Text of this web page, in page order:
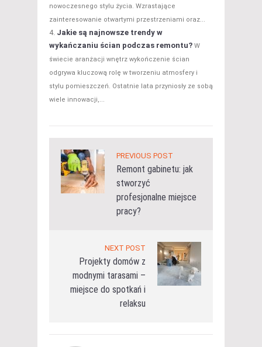
nowoczesnego stylu życia. Wzrastające
zainteresowanie otwartymi przestrzeniami oraz...
Jakie są najnowsze trendy w
wykańczaniu ścian podczas remontu? W
świecie aranżacji wnętrz wykończenie ścian
odgrywa kluczową rolę w tworzeniu atmosfery i
stylu pomieszczeń. Ostatnie lata przyniosły ze sobą
wiele innowacji,...
PREVIOUS POST
Remont gabinetu: jak
stworzyć
profesjonalne miejsce
pracy?
NEXT POST
Projekty domów z
modnymi tarasami –
miejsce do spotkań i
relaksu